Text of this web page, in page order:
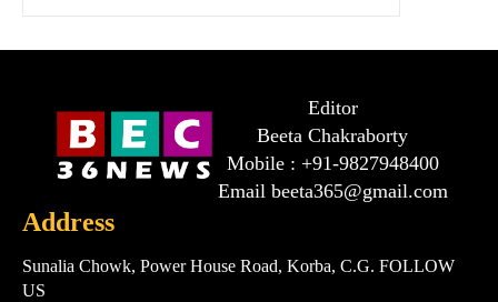
Editor
Beeta Chakraborty
Mobile : +91-9827948400
Email beeta365@gmail.com
Address
Sunalia Chowk, Power House Road, Korba, C.G. FOLLOW
US